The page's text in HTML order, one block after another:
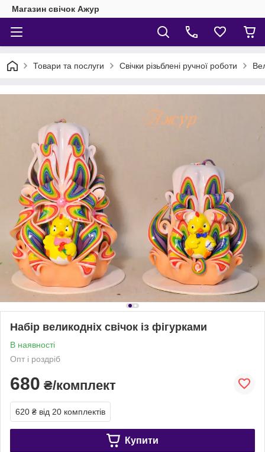
Магазин свічок Ажур
Товари та послуги Свічки різьблені ручної роботи
Набір великодніх свічок із фігурками
В наявності
Опт і роздріб
680 ₴/комплект
620 ₴ від 20 комплектів
Купити